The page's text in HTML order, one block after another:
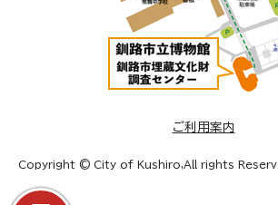
ご利用案内
Copyright © City of Kushiro,All rights